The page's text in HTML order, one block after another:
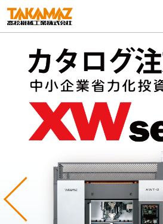
各種お問い合わせ・部品注文
採用に関してはこちらから
企業情報
展示会・イベント
コラム
製品ラインナップ
Previous